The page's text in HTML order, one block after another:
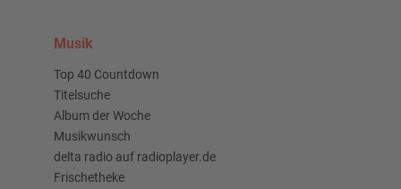
Musik
Top 40 Countdown
Titelsuche
Album der Woche
Musikwunsch
delta radio auf radioplayer.de
Frischetheke